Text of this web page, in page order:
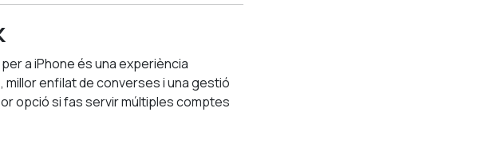
a iPhone és una experiència
millor enfilat de converses i una gestió
opció si fas servir múltiples comptes